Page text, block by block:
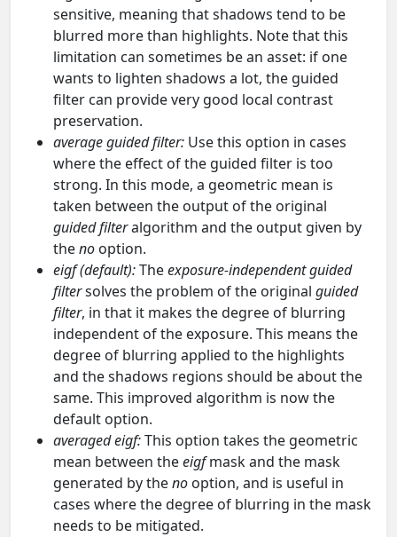
sensitive, meaning that shadows tend to be
blurred more than highlights. Note that this
limitation can sometimes be an asset: if one
wants to lighten shadows a lot, the guided
filter can provide very good local contrast
preservation.
average guided filter: Use this option in cases
where the effect of the guided filter is too
strong. In this mode, a geometric mean is
taken between the output of the original
guided filteralgorithm and the output given by
theno option.
eigf (default):Theexposure-independent guided
filtersolves the problem of the original guided
filter, in that it makes the degree of blurring
independent of the exposure. This means the
degree of blurring applied to the highlights
and the shadows regions should be about the
same. This improved algorithm is now the
default option.
averaged eigf:This option takes the geometric
mean between theeigfmask and the mask
generated by theno option, and is useful in
cases where the degree of blurring in the mask
needs to be mitigated.